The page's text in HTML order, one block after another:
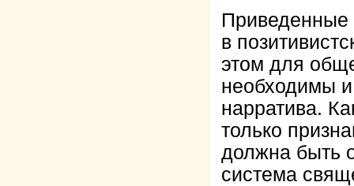
Приведенные
в
этом для
необходимы и
нарратива.
только
должна быть
система